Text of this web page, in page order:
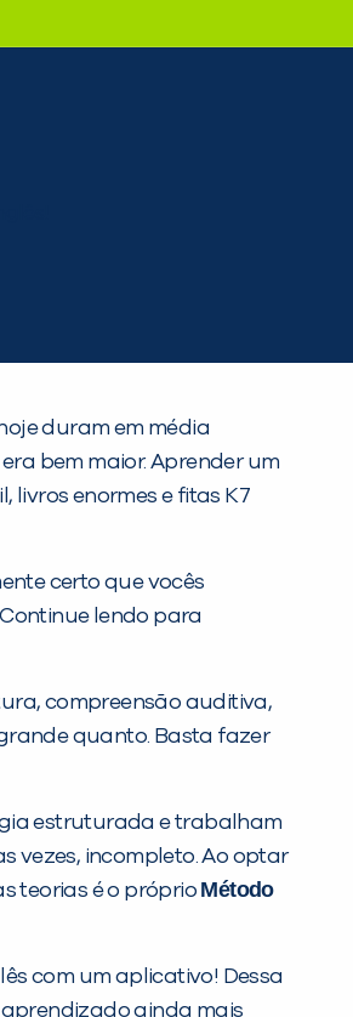
duram em média
bem maior. Aprender um
livros enormes e fitas K7
certo que vocês
lendo para
compreensão auditiva,
quanto. Basta fazer
estruturada e trabalham
vezes, incompleto. Ao optar
teorias é o próprio Método
com um aplicativo! Dessa
ainda mais